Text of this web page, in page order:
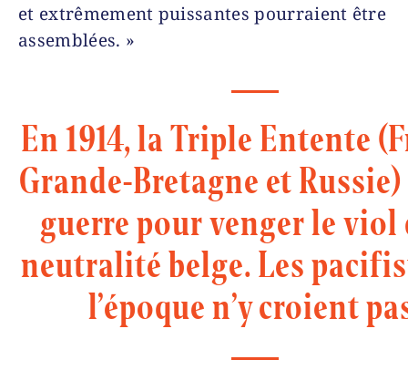
et extrêmement puissantes pourraient être
assemblées. »
En 1914, la Triple Entente
Grande-Bretagne et
guerre pour venger le viol
neutralité belge. Les
l’époque n’y croient